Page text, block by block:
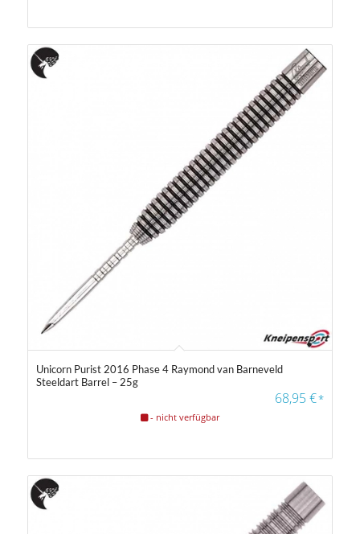
Unicorn Purist 2016 Phase 4 Raymond van Barneveld
Steeldart Barrel – 25g
68,95€*
- nicht verfügbar